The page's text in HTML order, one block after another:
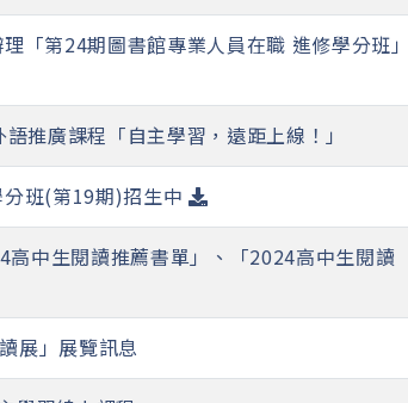
「第24期圖書館專業人員在職 進修學分班」
推廣課程「自主學習，遠距上線！」
分班(第19期)招生中
高中生閱讀推薦書單」、「2024高中生閱讀
展」展覽訊息